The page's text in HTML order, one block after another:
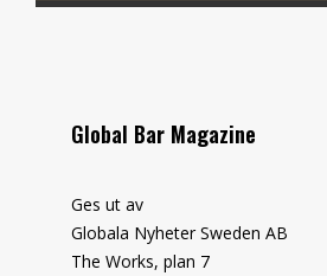
Global Bar Magazine
Ges ut av
Globala Nyheter Sweden AB
The Works, plan 7